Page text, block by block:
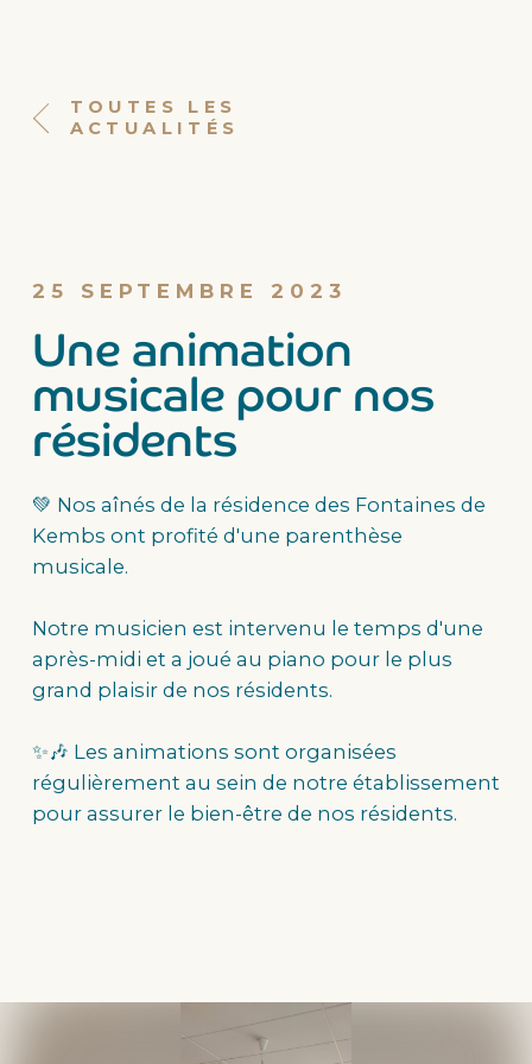
TOUTES LES
ACTUALITÉS
25 SEPTEMBRE 2023
Une animation
musicale pour nos
résidents
💚 Nos aînés de la résidence des Fontaines de
Kembs ont profité d'une parenthèse
musicale.
Notre musicien est intervenu le temps d'une
après-midi et a joué au piano pour le plus
grand plaisir de nos résidents.
✨🎶 Les animations sont organisées
régulièrement au sein de notre établissement
pour assurer le bien-être de nos résidents.